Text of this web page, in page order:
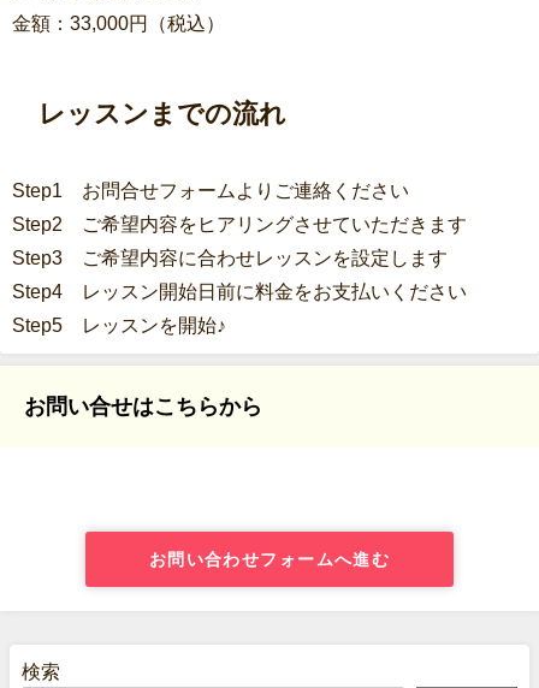
金額：33,000円（税込）
レッスンまでの流れ
Step1 お問合せフォームよりご連絡ください
Step2 ご希望内容をヒアリングさせていただきます
Step3 ご希望内容に合わせレッスンを設定します
Step4 レッスン開始日前に料金をお支払いください
Step5 レッスンを開始♪
お問い合せはこちらから
お問い合わせフォームへ進む
検索